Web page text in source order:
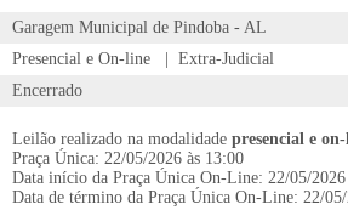
Garagem Municipal de Pindoba - AL
Presencial e On-line | Extra-Judicial
Encerrado
Leilão realizado na modalidade presencial e
Praça Única: 22/05/2026 às 13:00
Data início da Praça Única On-Line: 22/05/2026
Data de término da Praça Única On-Line: 22/